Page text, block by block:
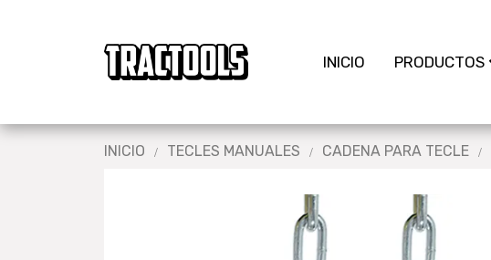
INICIO PRODUCTOS
INICIO TECLES MANUALES CADENA PARA TECLE